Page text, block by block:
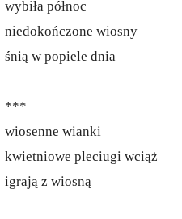
wybiła północ
niedokończone wiosny
śnią w popiele dnia
***
wiosenne wianki
kwietniowe pleciugi wciąż
igrają z wiosną